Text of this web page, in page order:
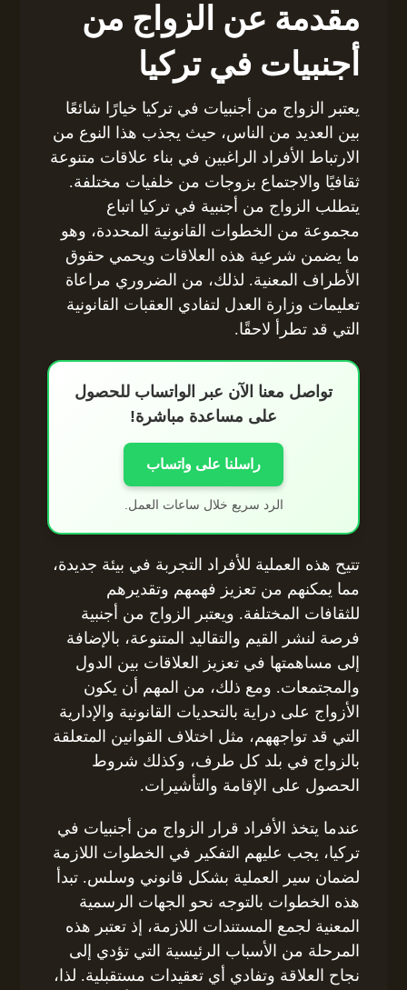
مقدمة عن الزواج من
أجنبيات في تركيا
يعتبر الزواج من أجنبيات في تركيا خيارًا شائعًا
بين العديد من الناس، حيث يجذب هذا النوع من
الارتباط الأفراد الراغبين في بناء علاقات متنوعة
ثقافيًا والاجتماع بزوجات من خلفيات مختلفة.
يتطلب الزواج من أجنبية في تركيا اتباع
مجموعة من الخطوات القانونية المحددة، وهو
ما يضمن شرعية هذه العلاقات ويحمي حقوق
الأطراف المعنية. لذلك، من الضروري مراعاة
تعليمات وزارة العدل لتفادي العقبات القانونية
التي قد تطرأ لاحقًا.
تواصل معنا الآن عبر الواتساب للحصول
على مساعدة مباشرة!
راسلنا على واتساب
الرد سريع خلال ساعات العمل.
تتيح هذه العملية للأفراد التجربة في بيئة جديدة،
مما يمكنهم من تعزيز فهمهم وتقديرهم
للثقافات المختلفة. ويعتبر الزواج من أجنبية
فرصة لنشر القيم والتقاليد المتنوعة، بالإضافة
إلى مساهمتها في تعزيز العلاقات بين الدول
والمجتمعات. ومع ذلك، من المهم أن يكون
الأزواج على دراية بالتحديات القانونية والإدارية
التي قد تواجههم، مثل اختلاف القوانين المتعلقة
بالزواج في بلد كل طرف، وكذلك شروط
الحصول على الإقامة والتأشيرات.
عندما يتخذ الأفراد قرار الزواج من أجنبيات في
تركيا، يجب عليهم التفكير في الخطوات اللازمة
لضمان سير العملية بشكل قانوني وسلس. تبدأ
هذه الخطوات بالتوجه نحو الجهات الرسمية
المعنية لجمع المستندات اللازمة، إذ تعتبر هذه
المرحلة من الأسباب الرئيسية التي تؤدي إلى
نجاح العلاقة وتفادي أي تعقيدات مستقبلية. لذا،